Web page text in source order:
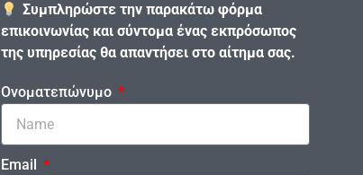
Συμπληρώστε την παρακάτω φόρμα
επικοινωνίας και σύντομα ένας εκπρόσωπος
της υπηρεσίας θα απαντήσει στο αίτημα σας.
Ονοματεπώνυμο
Email